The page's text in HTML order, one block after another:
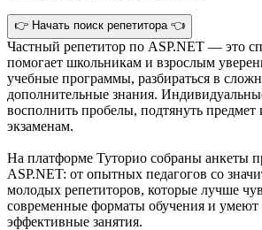
👉 Начать поиск репетитора 👈
Частный репетитор по ASP.NET — это
помогает школьникам и взрослым
учебные программы, разбираться в
дополнительные знания.
восполнить пробелы, подтянуть предмет
экзаменам.
На платформе Туторио собраны анкеты
ASP.NET: от опытных педагогов со
молодых репетиторов, которые лучше
современные форматы обучения и умеют
эффективные занятия.